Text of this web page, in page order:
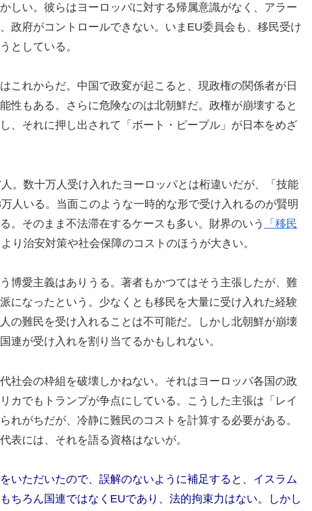
しい。彼らはヨーロッパに対する帰属意識がなく、アラー
政府がコントロールできない。いまEU委員会も、移民受け
としている。
これからだ。中国で政変が起こると、現政権の関係者が日
性もある。さらに危険なのは北朝鮮だ。政権が崩壊すると
、それに押し出されて「ボート・ピープル」が日本をめざ
。数十万人受け入れたヨーロッパとは桁違いだが、「技能
人いる。当面このような一時的な形で受け入れるのが賢明
。そのまま不法滞在するケースも多い。財界のいう
「移民
り治安対策や社会保障のコストのほうが大きい。
博愛主義はありうる。著者もかつてはそう主張したが、難
になったという。少なくとも移民を大量に受け入れた経験
の難民を受け入れることは不可能だ。しかし北朝鮮が崩壊
連が受け入れを割り当てるかもしれない。
社会の枠組を破壊しかねない。それはヨーロッパ各国の政
カでもトランプが争点にしている。こうした主張は「レイ
れがちだが、冷静に難民のコストを計算する必要がある。
表には、それを語る資格はないが。
いただいたので、誤解のないように補足すると、イスラム
ちろん国連ではなくEUであり、法的拘束力はない。しかし